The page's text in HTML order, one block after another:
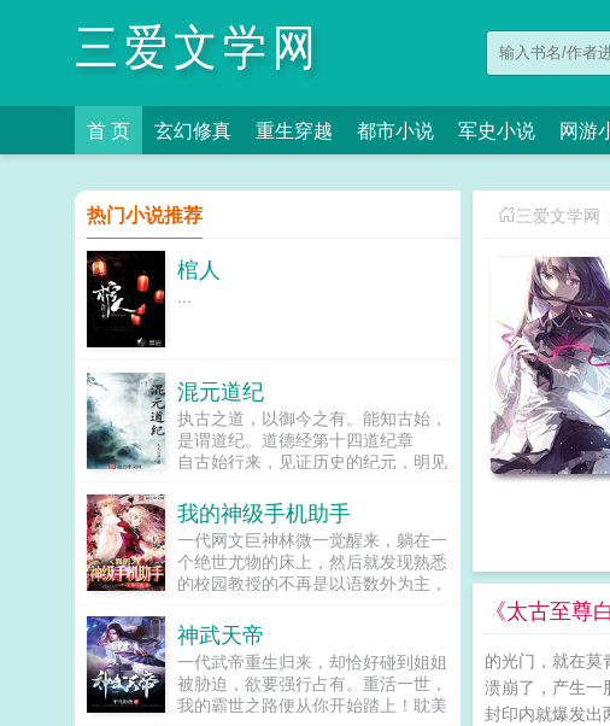
三爱文学网
首 页 玄幻修真 重生穿越 都市小说 军史小说 网游
三爱文学网
《太古至
的光门，就在
溃崩了，产生
封印内就爆发出
热门小说推荐
棺人
...
混元道纪
执古之道，以御今之有。能知古始，
是谓道纪。道德经第十四道纪章
自古始行来，见证历史的纪元，明见
发生。也曾遥见太...
我的神级手机助手
一代网文巨神林微一觉醒来，躺在一
个绝世尤物的床上，然后就发现熟悉
的校园教授的不再是以语数外为主，
够激活脉轮，凝练元素魔力，斩杀妖
魔，甚至能够觉醒各种各样的古老龙
脉，一步步化身为史诗中的巨龙，成
为长生种之一，迈入不朽行列。最古
怪的是他手机上的一款作家助手变异
神武天帝
一代武帝重生归来，却恰好碰到姐姐
被胁迫，欲要强行占有。重活一世，
我的霸世之路便从你开始踏上！耽美